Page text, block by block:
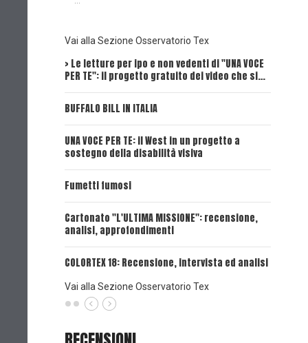
Vai alla Sezione Osservatorio Tex
> Le letture per ipo e non vedenti di "UNA VOCE
PER TE": il progetto gratuito dei video che si…
BUFFALO BILL IN ITALIA
UNA VOCE PER TE: il West in un progetto a
sostegno della disabilità visiva
Fumetti fumosi
Cartonato "L'ULTIMA MISSIONE": recensione,
analisi, approfondimenti
COLORTEX 18: Recensione, intervista ed analisi
Vai alla Sezione Osservatorio Tex